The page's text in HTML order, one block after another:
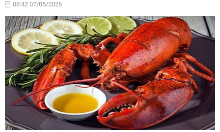
08:42 07/05/2026